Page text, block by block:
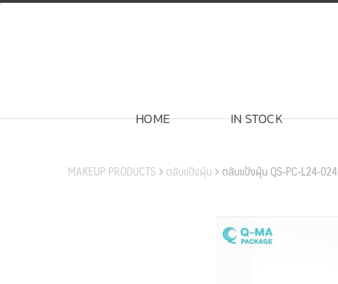
Skip
HOME IN STOCK
MAKEUP PRODUCTS ตลับแป้งฝุ่น ตลับแป้งฝุ่น QS-PC-L24-024